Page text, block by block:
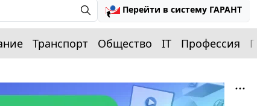
Перейти в систему ГАРАНТ
Транспорт Общество IT Профессия